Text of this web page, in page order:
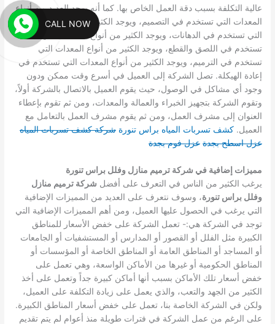
عالية التكلفة بسبب دقة العمل الخاص بها.كما أنه يوجد العديد من أنواع
المعدات التي تستخدم في التصميم، ويوجد الكثير من أنواع المعدات
التي تستخدم في الدهانات، ويوجد الكثير من أنواع المعدات التي
تستخدم في اللصق والقطع، ويوجد الكثير من أنواع المعدات التي
تستخدم في الترميم، ويوجد الكثير من أنواع المعدات التي تستخدم في
إعادة الهيكلة.تصل الشركة إلى العميل في أسرع وقت ممكن ودون
وجود أي مشاكل في الوصول، حيث يقوم العميل بالاتصال بالشركة أولاً،
وتقوم الشركة بتجهيز الخبراء والعمالة والمعدات، ومن ثم تقوم بإعطاء
العنوان إلى مشرف العمل، ومن ثم يقوم مشرف العمل بالتعامل مع
العميل.كشف تسربات المياه براس تنورة شركة كشف تسربات المياه
عزل اسطح بجدة عزل فوم بجدة
مميزات إضافية في شركة ترميم منازل وفلل براس تنورة
يرغب الكثير من الناس في التعرف على أفضل شركة ترميم منازل
وفلل براس تنورة، وسوف نتعرف على العديد من المميزات الإضافية
التي يرغب في الحصول عليها العميل، ومن أهم المميزات الإضافية التي
توجد في الشركة هي:- تعمل الشركة على خفض الأسعار للمناطق
الكبيرة مثل الفلل أو القصور أو المدارس أو المستشفيات أو الجامعات
أو المساجد أو المناطق العامة أو المناطق الخاصة أو المؤسسات أو
المناطق الحكومية أو غيرها من الأماكن الواسعة، وهي تعمل على
خفض أسعار تلك الأماكن بسبب أنها أماكن كبيرة جداً وتعمل على أخذ
الكثير من الجهد والتعب، والذي يعمل على زيادة التكلفة على العميل،
ولكن في الشركة الخاصة بنا، تعمل على خفض أسعار المناطق الكبيرة.
على الرغم من عمل الشركة في فترات طويلة منذ أعوام لم يتم تقديم
CALL NOW